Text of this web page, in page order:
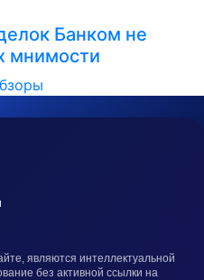
Банком не
мнимости
являются интеллектуальной
без активной ссылки на